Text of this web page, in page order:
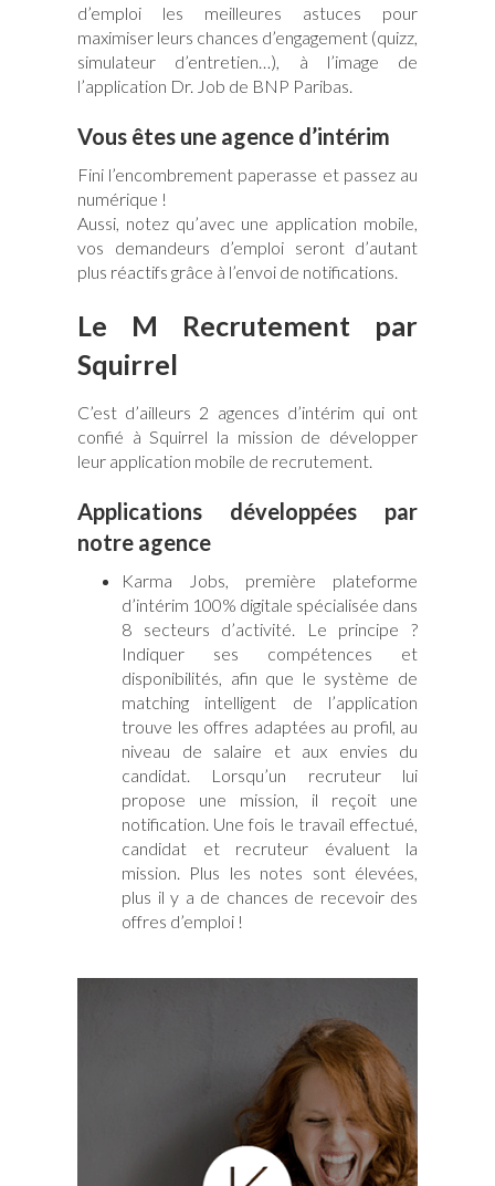
d’emploi les meilleures astuces pour
maximiser leurs chances d’engagement (quizz,
simulateur d’entretien…), à l’image de
l’application Dr. Job de BNP Paribas.
Vous êtes une agence d’intérim
Fini l’encombrement paperasse et passez au
numérique !
Aussi, notez qu’avec une application mobile,
vos demandeurs d’emploi seront d’autant
plus réactifs grâce à l’envoi de notifications.
Le M Recrutement par
Squirrel
C’est d’ailleurs 2 agences d’intérim qui ont
confié à Squirrel la mission de développer
leur application mobile de recrutement.
Applications développées par
notre agence
Karma Jobs, première plateforme
d’intérim 100% digitale spécialisée dans
8 secteurs d’activité. Le principe ?
Indiquer ses compétences et
disponibilités, afin que le système de
matching intelligent de l’application
trouve les offres adaptées au profil, au
niveau de salaire et aux envies du
candidat. Lorsqu’un recruteur lui
propose une mission, il reçoit une
notification. Une fois le travail effectué,
candidat et recruteur évaluent la
mission. Plus les notes sont élevées,
plus il y a de chances de recevoir des
offres d’emploi !